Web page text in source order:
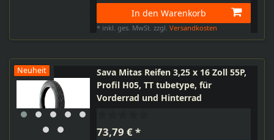
In den Warenkorb
* inkl. ges. MwSt. zzgl.Versandkosten
Neuheit
Sava Mitas Reifen 3,25 x 16 Zoll 55P,
Profil H05, TT tubetype, für
Vorderrad und Hinterrad
73,79 € *